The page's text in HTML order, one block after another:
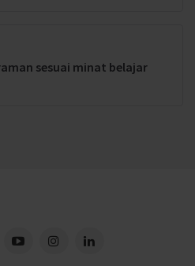
sesuai minat belajar